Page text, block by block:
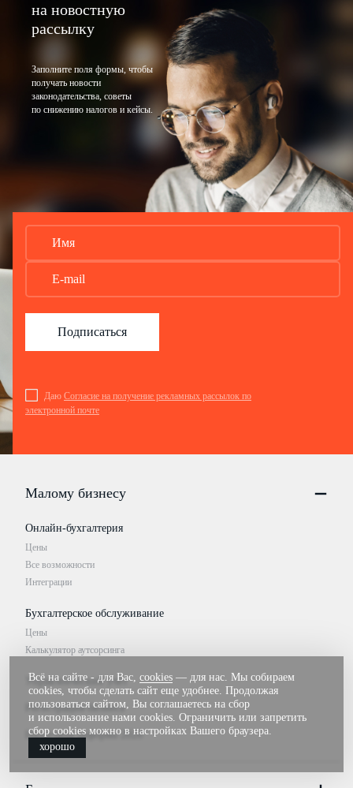
на новостную
рассылку
Заполните поля формы, чтобы
получать новости
законодательства, советы
по снижению налогов и кейсы.
Даю Согласие на получение рекламных рассылок по
электронной почте
Подписаться
Малому бизнесу
Онлайн-бухгалтерия
Цены
Все возможности
Интеграции
Бухгалтерское обслуживание
Цены
Калькулятор аутсорсинга
Управленческий учёт
Регистрация бизнеса
Налоговая реформа 2026
Всё на сайте - для Вас, cookies — для нас. Мы собираем
cookies, чтобы сделать сайт еще удобнее. Продолжая
пользоваться сайтом, Вы соглашаетесь на сбор
и использование нами cookies. Ограничить или запретить
сбор cookies можно в настройках Вашего браузера.
хорошо